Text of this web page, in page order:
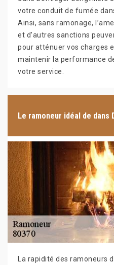
votre conduit de fumée
Ainsi, sans ramonage,
et d’autres sanctions
pour atténuer vos charges
maintenir la performance
votre service.
Le ramoneur idéal de dans
La rapidité des ramoneurs